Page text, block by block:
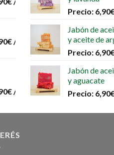
€/unidad
€/unidad
Precio: 6,90
Jabón de
y aceite de
Precio: 6,90
Jabón de
y aguacate
Precio: 6,90